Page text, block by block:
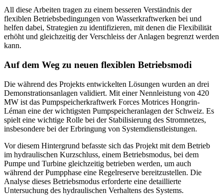
All diese Arbeiten tragen zu einem besseren Verständnis der
flexiblen Betriebsbedingungen von Wasserkraftwerken bei und
helfen dabei, Strategien zu identifizieren, mit denen die Flexibilität
erhöht und gleichzeitig der Verschleiss der Anlagen begrenzt werden
kann.
Auf dem Weg zu neuen flexiblen Betriebsmodi
Die während des Projekts entwickelten Lösungen wurden an drei
Demonstrationsanlagen validiert. Mit einer Nennleistung von 420
MW ist das Pumpspeicherkraftwerk Forces Motrices Hongrin-
Léman eine der wichtigsten Pumpspeicheranlagen der Schweiz. Es
spielt eine wichtige Rolle bei der Stabilisierung des Stromnetzes,
insbesondere bei der Erbringung von Systemdienstleistungen.
Vor diesem Hintergrund befasste sich das Projekt mit dem Betrieb
im hydraulischen Kurzschluss, einem Betriebsmodus, bei dem
Pumpe und Turbine gleichzeitig betrieben werden, um auch
während der Pumpphase eine Regelreserve bereitzustellen. Die
Analyse dieses Betriebsmodus erforderte eine detaillierte
Untersuchung des hydraulischen Verhaltens des Systems.